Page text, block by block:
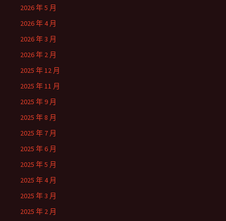
2026 年 5 月
2026 年 4 月
2026 年 3 月
2026 年 2 月
2025 年 12 月
2025 年 11 月
2025 年 9 月
2025 年 8 月
2025 年 7 月
2025 年 6 月
2025 年 5 月
2025 年 4 月
2025 年 3 月
2025 年 2 月